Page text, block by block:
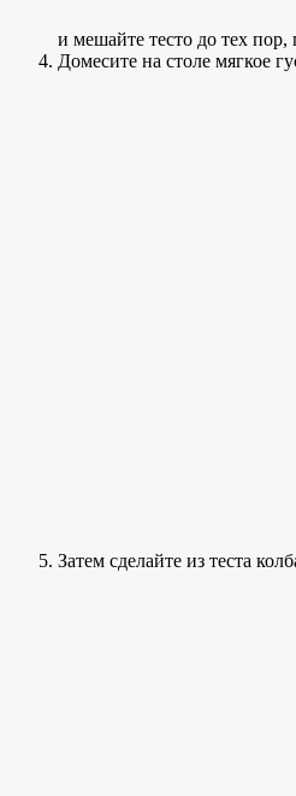
и мешайте тесто до тех пор,
Домесите на столе мягкое
Затем сделайте из теста